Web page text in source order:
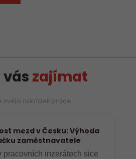
zajímat
světa nabídek práce
mezd v Česku: Výhoda
zaměstnavatele
pracovních inzerátech sice